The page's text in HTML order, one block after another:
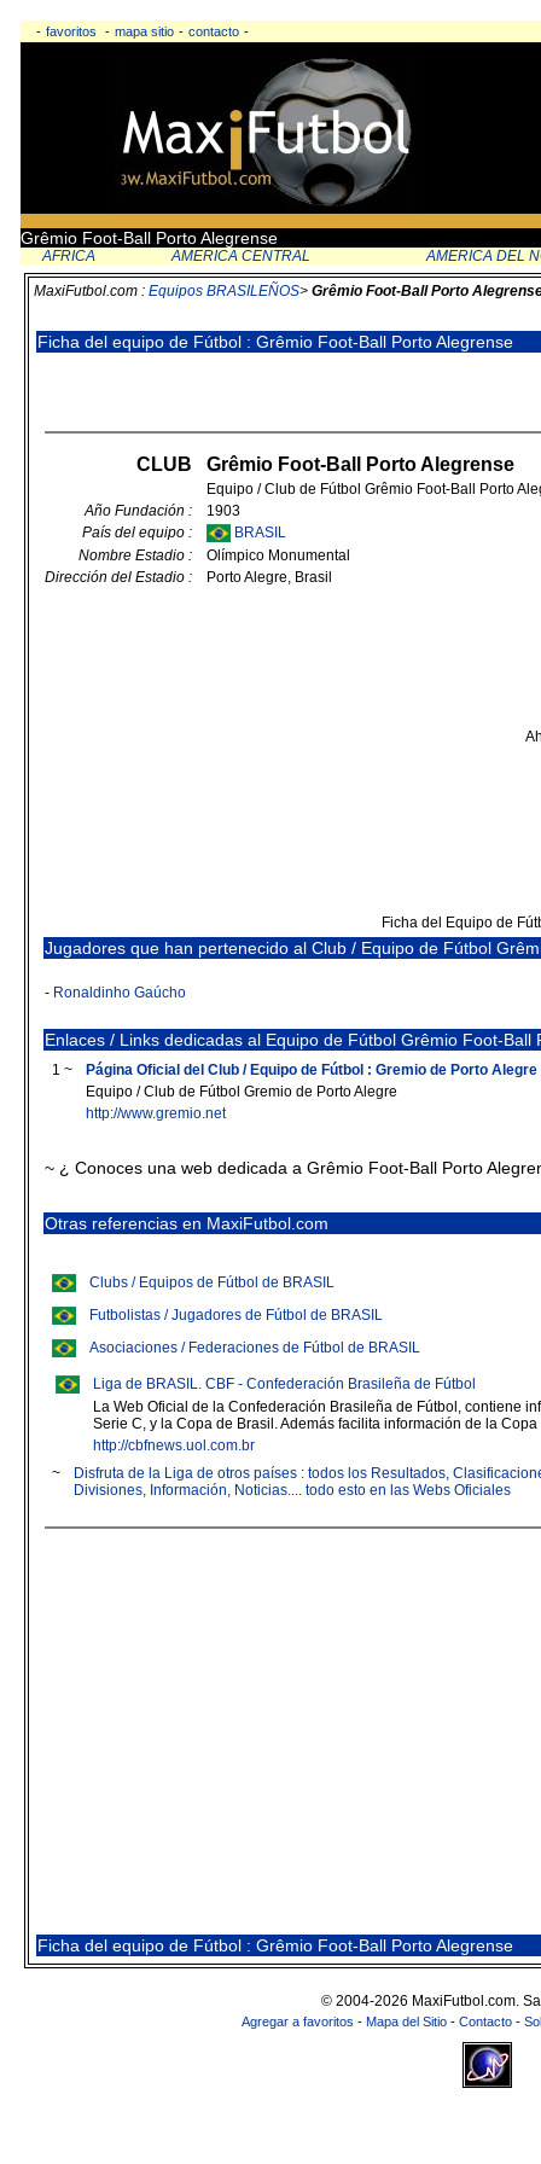
- favoritos - mapa sitio - contacto -
Grêmio Foot-Ball Porto Alegrense
AFRICA AMERICA CENTRAL AMERICA DEL
MaxiFutbol.com : Equipos BRASILEÑOS> Grêmio Foot-Ball Porto
Ficha del equipo de Fútbol : Grêmio Foot-Ball Porto Alegrense
CLUB Grêmio Foot-Ball Porto Alegrense
Equipo / Club de Fútbol Grêmio Foot-Ball Porto
Año Fundación :
1903
País del equipo :
BRASIL
Nombre Estadio :
Olímpico Monumental
Dirección del Estadio :
Porto Alegre, Brasil
Ficha del Equipo de
Jugadores que han pertenecido al Club / Equipo de Fútbol
- Ronaldinho Gaúcho
Enlaces / Links dedicadas al Equipo de Fútbol Grêmio Foot-Ball
1 ~
Página Oficial del Club / Equipo de Fútbol : Gremio de Porto Alegre
Equipo / Club de Fútbol Gremio de Porto Alegre
http://www.gremio.net
~ ¿ Conoces una web dedicada a Grêmio Foot-Ball Porto
Otras referencias en MaxiFutbol.com
Clubs / Equipos de Fútbol de BRASIL
Futbolistas / Jugadores de Fútbol de BRASIL
Asociaciones / Federaciones de Fútbol de BRASIL
Liga de BRASIL. CBF - Confederación Brasileña de Fútbol
La Web Oficial de la Confederación Brasileña de Fútbol, contiene
Serie C, y la Copa de Brasil. Además facilita información de la
http://cbfnews.uol.com.br
~
Disfruta de la Liga de otros países : todos los Resultados,
Divisiones, Información, Noticias.... todo esto en las Webs Oficiales
Ficha del equipo de Fútbol : Grêmio Foot-Ball Porto Alegrense
© 2004-2026 MaxiFutbol.com.
Agregar a favoritos - Mapa del Sitio - Contacto -